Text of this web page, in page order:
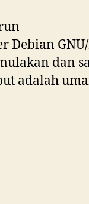
Debian
dan
adalah